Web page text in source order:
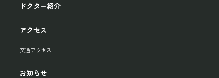
ドクター紹介
アクセス
交通アクセス
お知らせ